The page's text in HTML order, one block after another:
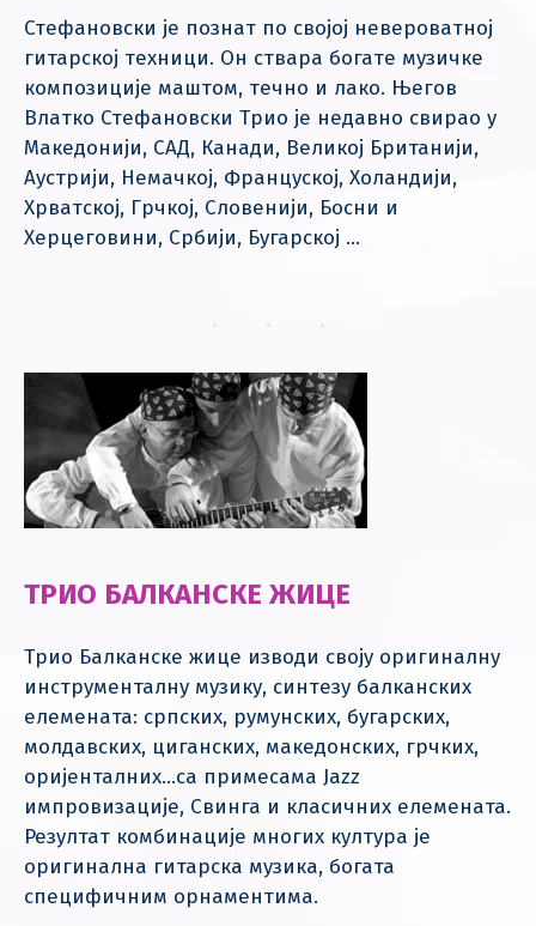
Стефановски је познат по својој невероватној
гитарској техници. Он ствара богате музичке
композиције маштом, течно и лако. Његов
Влатко Стефановски Трио је недавно свирао у
Македонији, САД, Канади, Великој Британији,
Аустрији, Немачкој, Француској, Холандији,
Хрватској, Грчкој, Словенији, Босни и
Херцеговини, Србији, Бугарској …
ТРИО БАЛКАНСКЕ ЖИЦЕ
Трио Балканске жице изводи своју оригиналну
инструменталну музику, синтезу балканских
елемената: српских, румунских, бугарских,
молдавских, циганских, македонских, грчких,
оријенталних…са примесама Jazz
импровизације, Свинга и класичних елемената.
Резултат комбинације многих култура је
оригинална гитарска музика, богата
специфичним орнаментима.